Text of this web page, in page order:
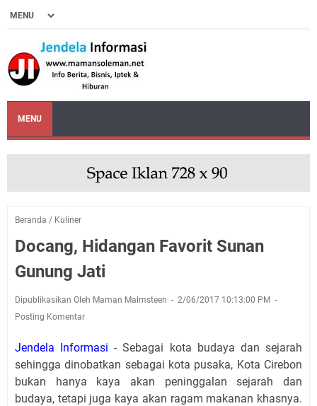
MENU
Beranda / Kuliner
Docang, Hidangan Favorit Sunan
Gunung Jati
Dipublikasikan Oleh Maman Malmsteen
2/06/2017 10:13:00 PM
Posting Komentar
Jendela Informasi - Sebagai kota budaya dan sejarah
sehingga dinobatkan sebagai kota pusaka, Kota Cirebon
bukan hanya kaya akan peninggalan sejarah dan
budaya, tetapi juga kaya akan ragam makanan khasnya.